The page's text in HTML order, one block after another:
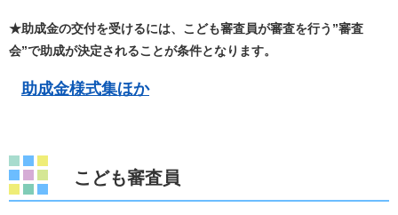
★助成金の交付を受けるには、こども審査員が審査を行う”審査
会”で助成が決定されることが条件となります。
助成金様式集ほか
こども審査員